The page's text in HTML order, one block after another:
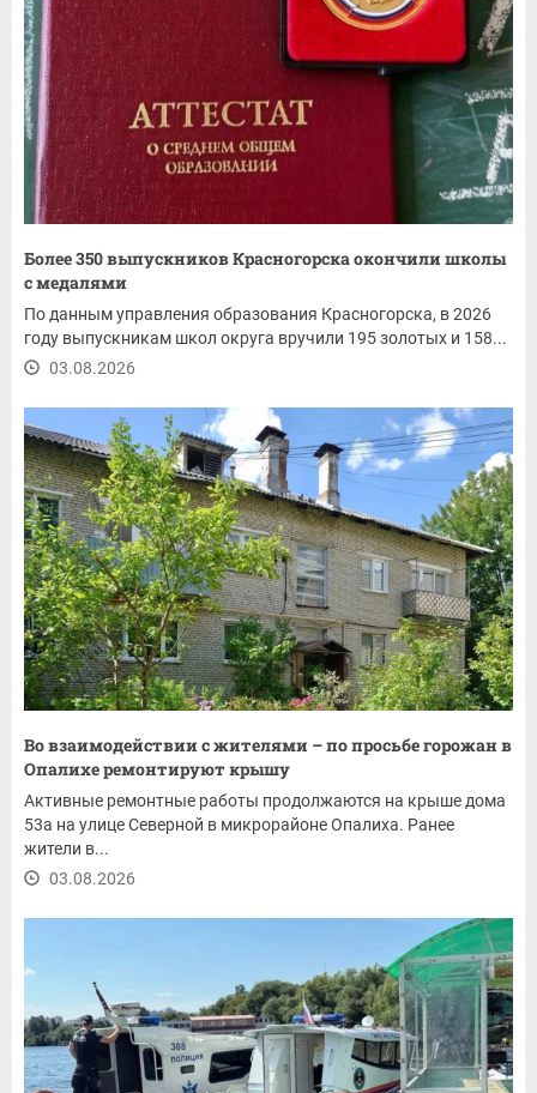
Более 350 выпускников Красногорска окончили школы
с медалями
По данным управления образования Красногорска, в 2026
году выпускникам школ округа вручили 195 золотых и 158...
03.08.2026
Во взаимодействии с жителями – по просьбе горожан в
Опалихе ремонтируют крышу
Активные ремонтные работы продолжаются на крыше дома
53а на улице Северной в микрорайоне Опалиха. Ранее
жители в...
03.08.2026